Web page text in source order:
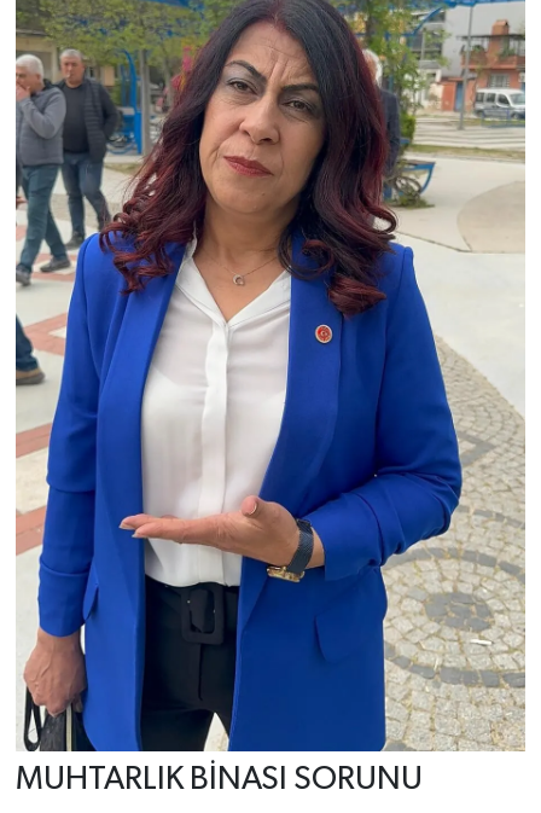
MUHTARLIK BİNASI SORUNU